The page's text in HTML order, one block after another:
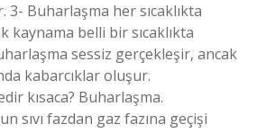
3- Buharlaşma her sıcaklıkta
kaynama belli bir sıcaklıkta
sessiz gerçekleşir, ancak
kabarcıklar oluşur.
kısaca? Buharlaşma.
sıvı fazdan gaz fazına geçişi